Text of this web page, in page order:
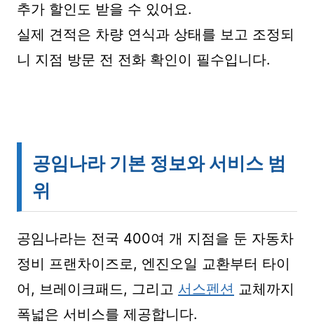
추가 할인도 받을 수 있어요.
실제 견적은 차량 연식과 상태를 보고 조정되
니 지점 방문 전 전화 확인이 필수입니다.
공임나라 기본 정보와 서비스 범
위
공임나라는 전국 400여 개 지점을 둔 자동차
정비 프랜차이즈로, 엔진오일 교환부터 타이
어, 브레이크패드, 그리고 서스펜션 교체까지
폭넓은 서비스를 제공합니다.